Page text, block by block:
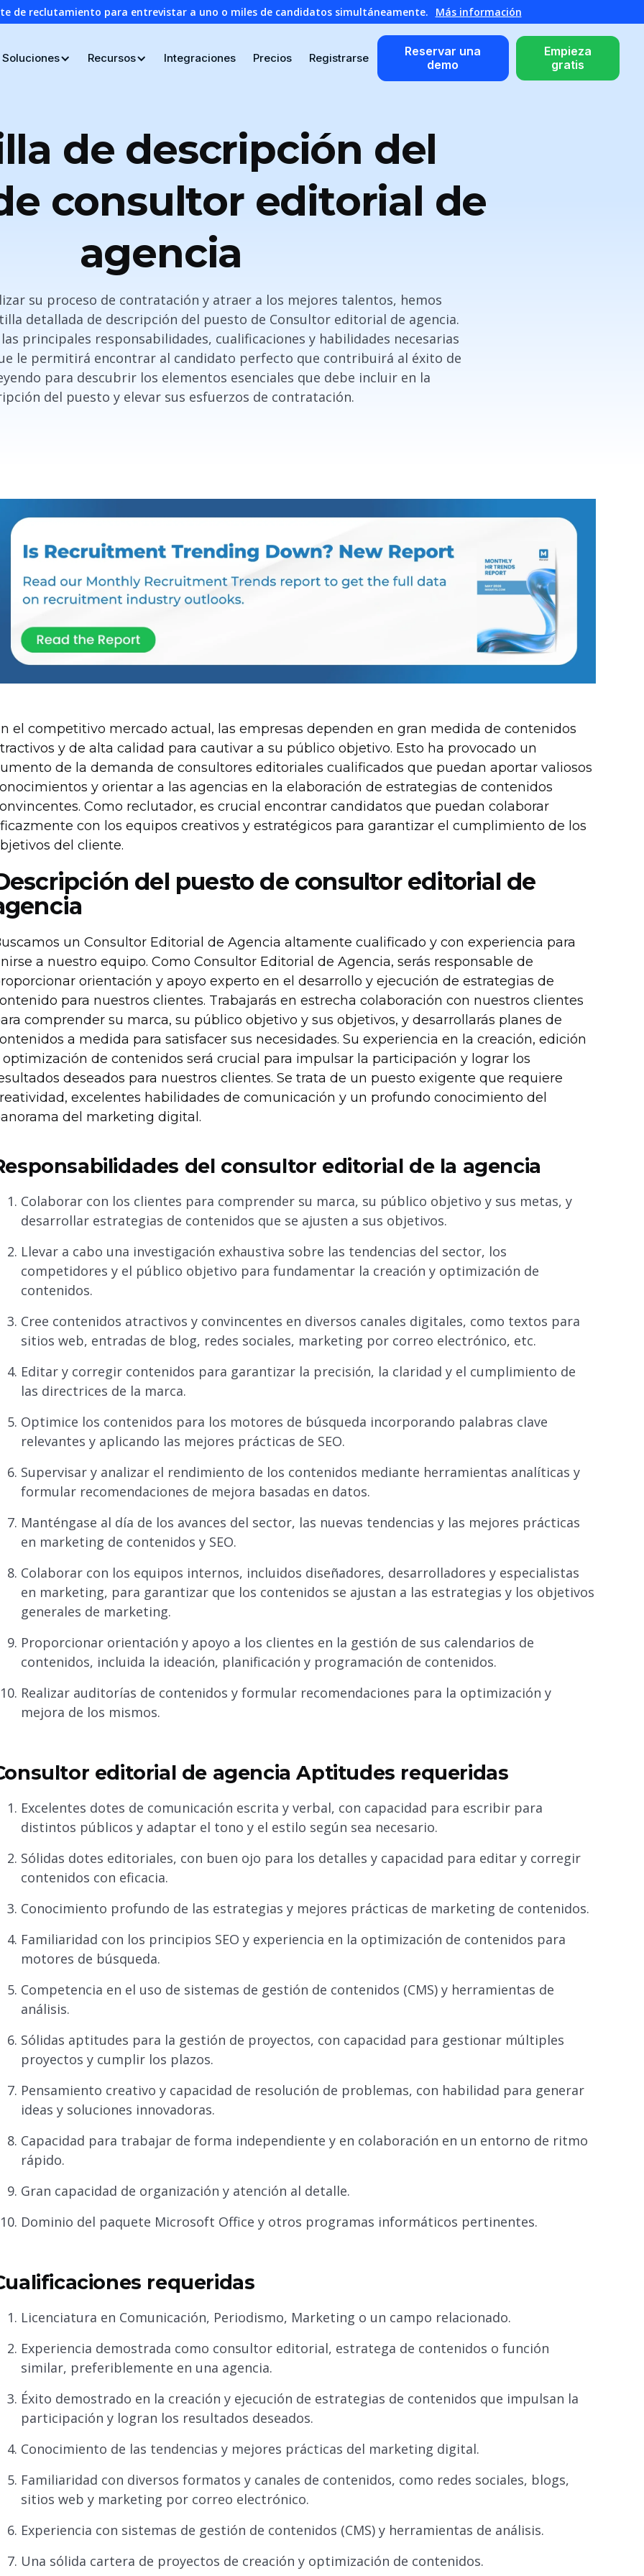
de reclutamiento para entrevistar a uno o miles de candidatos simultáneamente. Más información
Soluciones Recursos Integraciones Precios Registrarse
Reservar una
demo
Empieza
gratis
de descripción del
consultor editorial de
agencia
su proceso de contratación y atraer a los mejores talentos, hemos
detallada de descripción del puesto de Consultor editorial de agencia.
principales responsabilidades, cualificaciones y habilidades necesarias
le permitirá encontrar al candidato perfecto que contribuirá al éxito de
para descubrir los elementos esenciales que debe incluir en la
del puesto y elevar sus esfuerzos de contratación.
el competitivo mercado actual, las empresas dependen en gran medida de contenidos
y de alta calidad para cautivar a su público objetivo. Esto ha provocado un
de la demanda de consultores editoriales cualificados que puedan aportar valiosos
y orientar a las agencias en la elaboración de estrategias de contenidos
Como reclutador, es crucial encontrar candidatos que puedan colaborar
con los equipos creativos y estratégicos para garantizar el cumplimiento de los
del cliente.
del puesto de consultor editorial de
un Consultor Editorial de Agencia altamente cualificado y con experiencia para
a nuestro equipo. Como Consultor Editorial de Agencia, serás responsable de
orientación y apoyo experto en el desarrollo y ejecución de estrategias de
para nuestros clientes. Trabajarás en estrecha colaboración con nuestros clientes
comprender su marca, su público objetivo y sus objetivos, y desarrollarás planes de
a medida para satisfacer sus necesidades. Su experiencia en la creación, edición
optimización de contenidos será crucial para impulsar la participación y lograr los
deseados para nuestros clientes. Se trata de un puesto exigente que requiere
excelentes habilidades de comunicación y un profundo conocimiento del
del marketing digital.
del consultor editorial de la agencia
Colaborar con los clientes para comprender su marca, su público objetivo y sus metas, y
desarrollar estrategias de contenidos que se ajusten a sus objetivos.
Llevar a cabo una investigación exhaustiva sobre las tendencias del sector, los
competidores y el público objetivo para fundamentar la creación y optimización de
contenidos.
Cree contenidos atractivos y convincentes en diversos canales digitales, como textos para
sitios web, entradas de blog, redes sociales, marketing por correo electrónico, etc.
Editar y corregir contenidos para garantizar la precisión, la claridad y el cumplimiento de
las directrices de la marca.
Optimice los contenidos para los motores de búsqueda incorporando palabras clave
relevantes y aplicando las mejores prácticas de SEO.
Supervisar y analizar el rendimiento de los contenidos mediante herramientas analíticas y
formular recomendaciones de mejora basadas en datos.
Manténgase al día de los avances del sector, las nuevas tendencias y las mejores prácticas
en marketing de contenidos y SEO.
Colaborar con los equipos internos, incluidos diseñadores, desarrolladores y especialistas
en marketing, para garantizar que los contenidos se ajustan a las estrategias y los objetivos
generales de marketing.
Proporcionar orientación y apoyo a los clientes en la gestión de sus calendarios de
contenidos, incluida la ideación, planificación y programación de contenidos.
Realizar auditorías de contenidos y formular recomendaciones para la optimización y
mejora de los mismos.
editorial de agencia Aptitudes requeridas
Excelentes dotes de comunicación escrita y verbal, con capacidad para escribir para
distintos públicos y adaptar el tono y el estilo según sea necesario.
Sólidas dotes editoriales, con buen ojo para los detalles y capacidad para editar y corregir
contenidos con eficacia.
Conocimiento profundo de las estrategias y mejores prácticas de marketing de contenidos.
Familiaridad con los principios SEO y experiencia en la optimización de contenidos para
motores de búsqueda.
Competencia en el uso de sistemas de gestión de contenidos (CMS) y herramientas de
análisis.
Sólidas aptitudes para la gestión de proyectos, con capacidad para gestionar múltiples
proyectos y cumplir los plazos.
Pensamiento creativo y capacidad de resolución de problemas, con habilidad para generar
ideas y soluciones innovadoras.
Capacidad para trabajar de forma independiente y en colaboración en un entorno de ritmo
rápido.
Gran capacidad de organización y atención al detalle.
Dominio del paquete Microsoft Office y otros programas informáticos pertinentes.
requeridas
Licenciatura en Comunicación, Periodismo, Marketing o un campo relacionado.
Experiencia demostrada como consultor editorial, estratega de contenidos o función
similar, preferiblemente en una agencia.
Éxito demostrado en la creación y ejecución de estrategias de contenidos que impulsan la
participación y logran los resultados deseados.
Conocimiento de las tendencias y mejores prácticas del marketing digital.
Familiaridad con diversos formatos y canales de contenidos, como redes sociales, blogs,
sitios web y marketing por correo electrónico.
Experiencia con sistemas de gestión de contenidos (CMS) y herramientas de análisis.
Una sólida cartera de proyectos de creación y optimización de contenidos.